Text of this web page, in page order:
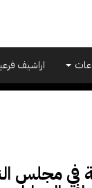
اراشيف
في مجلس